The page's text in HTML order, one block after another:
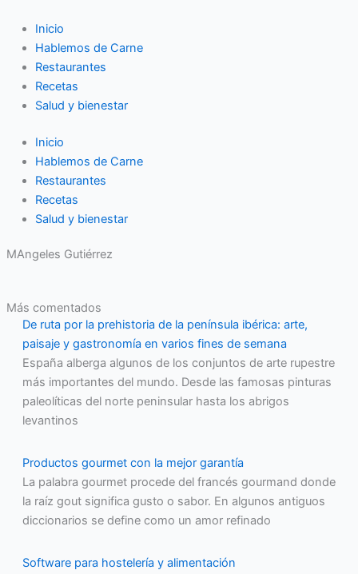
contenido
Inicio
Hablemos de Carne
Restaurantes
Recetas
Salud y bienestar
Inicio
Hablemos de Carne
Restaurantes
Recetas
Salud y bienestar
MAngeles Gutiérrez
Más comentados
De ruta por la prehistoria de la península ibérica: arte,
paisaje y gastronomía en varios fines de semana
España alberga algunos de los conjuntos de arte rupestre
más importantes del mundo. Desde las famosas pinturas
paleolíticas del norte peninsular hasta los abrigos
levantinos
Productos gourmet con la mejor garantía
La palabra gourmet procede del francés gourmand donde
la raíz gout significa gusto o sabor. En algunos antiguos
diccionarios se define como un amor refinado
Software para hostelería y alimentación